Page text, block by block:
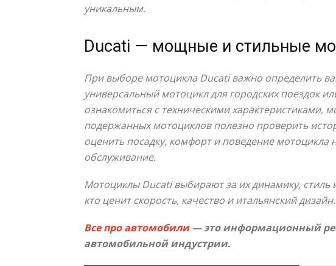
уникальным.
Ducati — мощные и стильные
При выборе мотоцикла Ducati важно определить
универсальный мотоцикл для городских поездок
ознакомиться с техническими
подержанных мотоциклов полезно проверить
оценить посадку, комфорт и поведение мотоцикла
обслуживание.
Мотоциклы Ducati выбирают за их динамику, стиль
кто ценит скорость, качество и итальянский дизайн.
Все про автомобили— это информационный
автомобильной индустрии.